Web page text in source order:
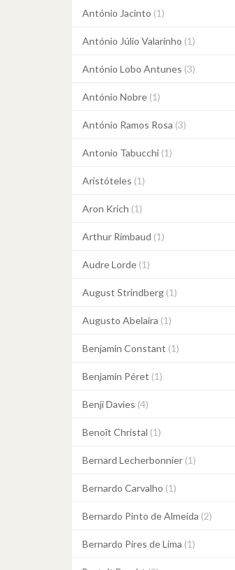
António Jacinto (1)
António Júlio Valarinho (1)
António Lobo Antunes (3)
António Nobre (1)
António Ramos Rosa (3)
Antonio Tabucchi (1)
Aristóteles (1)
Aron Krich (1)
Arthur Rimbaud (1)
Audre Lorde (1)
August Strindberg (1)
Augusto Abelaira (1)
Benjamin Constant (1)
Benjamin Péret (1)
Benji Davies (4)
Benoît Christal (1)
Bernard Lecherbonnier (1)
Bernardo Carvalho (1)
Bernardo Pinto de Almeida (2)
Bernardo Pires de Lima (1)